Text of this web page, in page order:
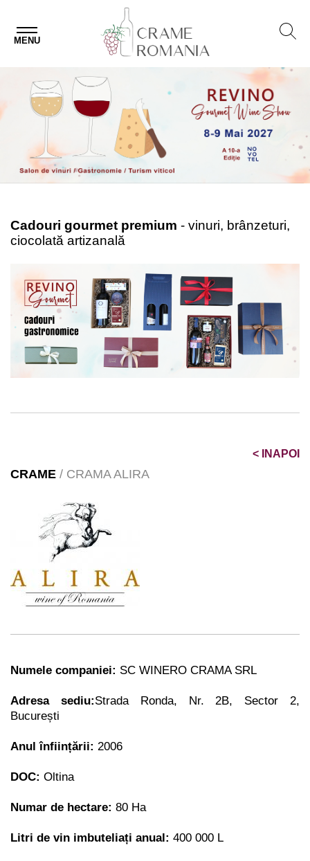
MENU
Cadouri gourmet premium - vinuri, brânzeturi,
ciocolată artizanală
< INAPOI
CRAME / CRAMA ALIRA
Numele companiei: SC WINERO CRAMA SRL
Adresa sediu:Strada Ronda, Nr. 2B, Sector 2,
București
Anul înființării: 2006
DOC: Oltina
Numar de hectare: 80 Ha
Litri de vin imbuteliați anual: 400 000 L